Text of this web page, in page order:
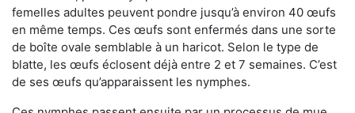
femelles adultes peuvent pondre jusqu’à environ 40 œufs
en même temps. Ces œufs sont enfermés dans une sorte
de boîte ovale semblable à un haricot. Selon le type de
blatte, les œufs éclosent déjà entre 2 et 7 semaines. C’est
de ses œufs qu’apparaissent les nymphes.